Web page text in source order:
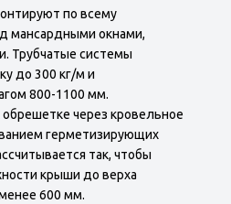
по всему
мансардными окнами,
Трубчатые системы
до 300 кг/м и
800-1100 мм.
через кровельное
герметизирующих
так, чтобы
крыши до верха
600 мм.